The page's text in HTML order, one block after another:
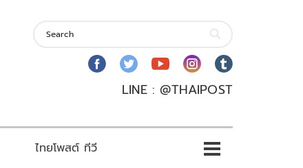
LINE : @THAIPOST
ไทยโพสต์ ทีวี